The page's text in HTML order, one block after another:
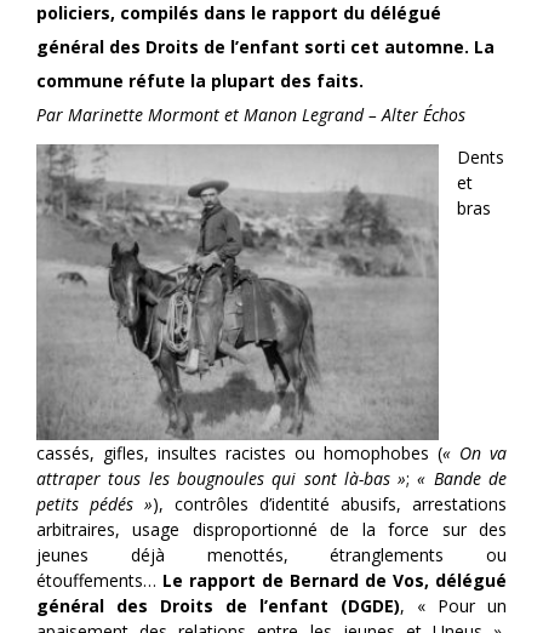
policiers, compilés dans le rapport du délégué
général des Droits de l’enfant sorti cet automne. La
commune réfute la plupart des faits.
Par Marinette Mormont et Manon Legrand – Alter Échos
Dents
et
bras
cassés, gifles, insultes racistes ou homophobes (« On va
attraper tous les bougnoules qui sont là-bas »;« Bande de
petits pédés »), contrôles d’identité abusifs, arrestations
arbitraires, usage disproportionné de la force sur des
jeunes déjà menottés, étranglements ou
étouffements… Le rapport de Bernard de Vos, délégué
général des Droits de l’enfant (DGDE), « Pour un